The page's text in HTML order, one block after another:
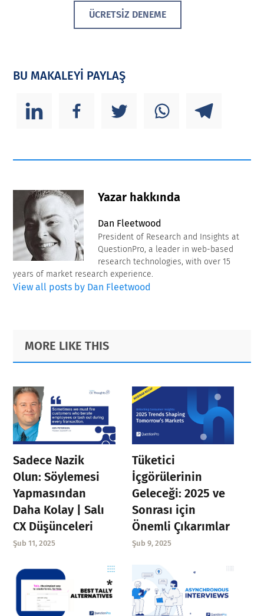
ÜCRETSİZ DENEME
BU MAKALEYİ PAYLAŞ
Yazar hakkında
Dan Fleetwood
President of Research and Insights at
QuestionPro, a leader in web-based
research technologies, with over 15
years of market research experience.
View all posts by Dan Fleetwood
Primary
Sidebar
Footer
MORE LIKE THIS
Sadece Nazik
Olun: Söylemesi
Yapmasından
Daha Kolay | Salı
CX Düşünceleri
Şub 11, 2025
Tüketici
İçgörülerinin
Geleceği: 2025 ve
Sonrası için
Önemli Çıkarımlar
Şub 9, 2025